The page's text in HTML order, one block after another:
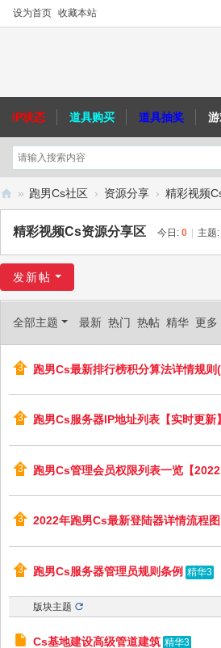
设为首页 收藏本站
IP状态 道具购买 道具抽奖
C
» 跑男Cs社区 › 资源分享 › 精彩视频
精彩视频Cs资源分享区 今日: 0 主题:
发新帖
全部主题 最新 热门 热帖 精华 更多
跑男Cs最新排行榜积分算法详情规则
跑男Cs服务器IP地址列表【实时更新】
跑男Cs管理会员权限列表一览【
2022年跑男Cs最新登陆器详情流程图
跑男Cs服务器管理员规则条例 精华3
版块主题
Cs基地建设高级管道建筑 精华3